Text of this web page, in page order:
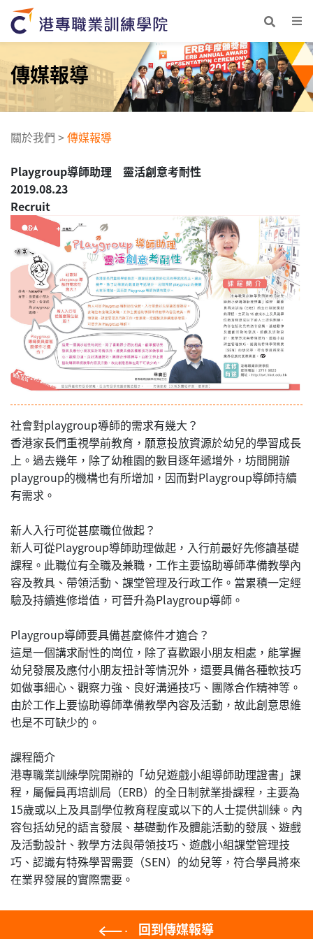
傳媒報導
關於我們 >傳媒報導
Playgroup導師助理 靈活創意考耐性
2019.08.23
Recruit
社會對playgroup導師的需求有幾大？
香港家長們重視學前教育，願意投放資源於幼兒的學習成長
上。過去幾年，除了幼稚園的數目逐年遞增外，坊間開辦
playgroup的機構也有所增加，因而對Playgroup導師持續
有需求。
新人入行可從甚麼職位做起？
新人可從Playgroup導師助理做起，入行前最好先修讀基礎
課程。此職位有全職及兼職，工作主要協助導師準備教學內
容及教具、帶領活動、課堂管理及行政工作。當累積一定經
驗及持續進修增值，可晉升為Playgroup導師。
Playgroup導師要具備甚麼條件才適合？
這是一個講求耐性的崗位，除了喜歡跟小朋友相處，能掌握
幼兒發展及應付小朋友扭計等情況外，還要具備各種軟技巧
如做事細心、觀察力強、良好溝通技巧、團隊合作精神等。
由於工作上要協助導師準備教學內容及活動，故此創意思維
也是不可缺少的。
課程簡介
港專職業訓練學院開辦的「幼兒遊戲小組導師助理證書」課
程，屬僱員再培訓局（ERB）的全日制就業掛課程，主要為
15歲或以上及具副學位教育程度或以下的人士提供訓練。內
容包括幼兒的語言發展、基礎動作及體能活動的發展、遊戲
及活動設計、教學方法與帶領技巧、遊戲小組課堂管理技
巧、認識有特殊學習需要（SEN）的幼兒等，符合學員將來
在業界發展的實際需要。
回到傳媒報導